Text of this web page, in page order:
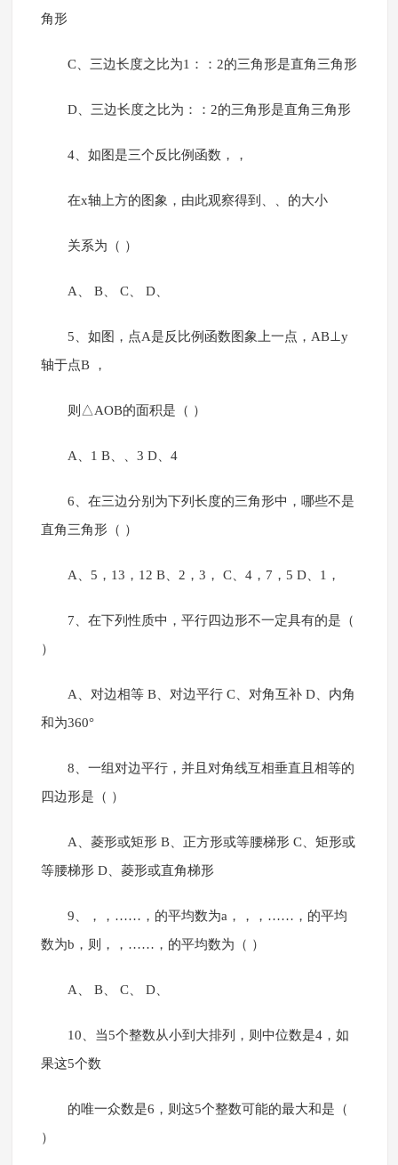
角形
C、三边长度之比为1：：2的三角形是直角三角形
D、三边长度之比为：：2的三角形是直角三角形
4、如图是三个反比例函数，，
在x轴上方的图象，由此观察得到、、的大小
关系为（ ）
A、 B、 C、 D、
5、如图，点A是反比例函数图象上一点，AB⊥y
轴于点B ，
则△AOB的面积是（ ）
A、1 B、、3 D、4
6、在三边分别为下列长度的三角形中，哪些不是
直角三角形（ ）
A、5，13，12 B、2，3， C、4，7，5 D、1，
7、在下列性质中，平行四边形不一定具有的是（
）
A、对边相等 B、对边平行 C、对角互补 D、内角
和为360°
8、一组对边平行，并且对角线互相垂直且相等的
四边形是（ ）
A、菱形或矩形 B、正方形或等腰梯形 C、矩形或
等腰梯形 D、菱形或直角梯形
9、，，……，的平均数为a，，，……，的平均
数为b，则，，……，的平均数为（ ）
A、 B、 C、 D、
10、当5个整数从小到大排列，则中位数是4，如
果这5个数
的唯一众数是6，则这5个整数可能的最大和是（
）